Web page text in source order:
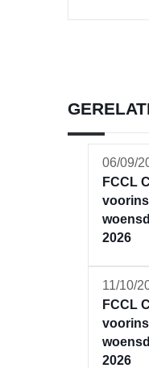
06/09/
FCCL
2026
11/10/
FCCL
2026